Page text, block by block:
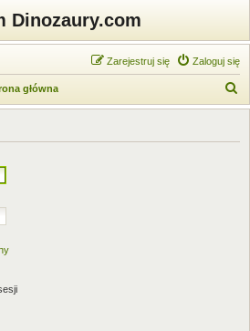
Dinozaury.com
Zaloguj się
Zarejestruj się
główna
z